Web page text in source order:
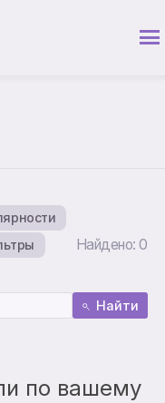
Найдено: 0
Найти
по вашему